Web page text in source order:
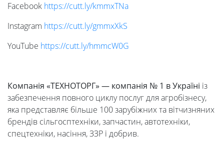
Facebook https://cutt.ly/kmmxTNa
Instagram https://cutt.ly/gmmxXkS
YouTube https://cutt.ly/hmmcW0G
Компанія «ТЕХНОТОРГ» — компанія № 1 вУкраїні із
забезпечення повного циклу послуг для агробізнесу,
яка представляє більше 100 зарубіжних та вітчизняних
брендів сільгосптехніки, запчастин, автотехніки,
спецтехніки, насіння, ЗЗР і добрив.